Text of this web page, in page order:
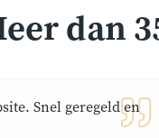
dan
Snel geregeld en